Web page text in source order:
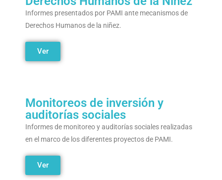
Informes presentados por PAMI ante mecanismos de
Derechos Humanos de la niñez.
Ver
Monitoreos de inversión y
auditorías sociales
Informes de monitoreo y auditorías sociales realizadas
en el marco de los diferentes proyectos de PAMI.
Ver